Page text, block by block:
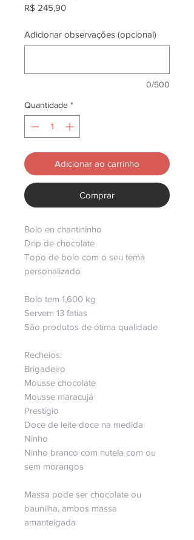
R$ 245,90Preço
Adicionar observações (opcional)
0/500
Quantidade *
Adicionar ao carrinho
Comprar
Bolo en chantininho
Drip de chocolate
Topo de bolo com o seu tema
personalizado
Bolo tem 1,600 kg
Servem 13 fatias
São produtos de ótima qualidade
Recheios:
Brigadeiro
Mousse chocolate
Mousse maracujá
Prestígio
Doce de leite doce na medida
Ninho
Ninho branco com nutela com ou
sem morangos
Massa pode ser chocolate ou
baunilha, ambos massa
amanteigada